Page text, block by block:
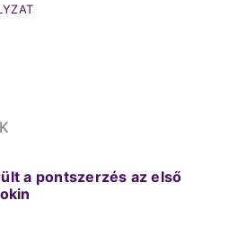
a pontszerzés az első